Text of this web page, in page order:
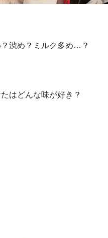
渋め？ミルク多め…？
はどんな味が好き？